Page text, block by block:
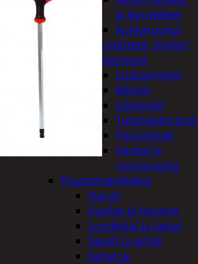
ja kiinnikkeet
Kukkaruukut
Lannoitteet, myrkyt
ja siemenet
Lisäravinteet
Myrkyt
Siemenet
Pensastuet
Verkot ja
reunanauha
Puutarhatyökalut
Harjat
Kuokat ja haravat
Lumikolat ja lapiot
Saavit ja astiat
Sahat ja